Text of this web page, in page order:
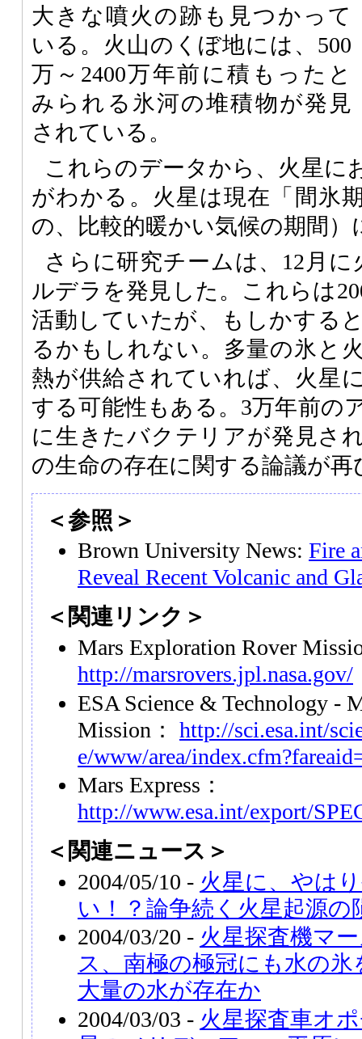
大きな噴火の跡も見つかって
いる。火山のくぼ地には、500
万～2400万年前に積もったと
みられる氷河の堆積物が発見
されている。
これらのデータから、火星に
がわかる。火星は現在「間氷
の、比較的暖かい気候の期間
さらに研究チームは、12月
ルデラを発見した。これらは
活動していたが、もしかする
るかもしれない。多量の氷と
熱が供給されていれば、火星
する可能性もある。3万年前の
に生きたバクテリアが発見さ
の生命の存在に関する論議が
＜参照＞
Brown University News: Fire
Reveal Recent Volcanic and
＜関連リンク＞
Mars Exploration Rover
http://marsrovers.jpl.nasa.gov/
ESA Science & Technology -
Mission： http://sci.esa.int/
e/www/area/
Mars Express：
http://www.esa.int/export/
＜関連ニュース＞
2004/05/10 - 火星に、やは
い！？論争続く火星起源の
2004/03/20 - 火星探査機マ
ス、南極の極冠にも水の
大量の水が存在か
2004/03/03 - 火星探査車オ